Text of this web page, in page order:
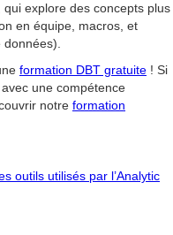
, qui explore des concepts plus
en équipe, macros, et
formation DBT gratuite ! Si
une compétence
notre formation
outils utilisés par l’Analytic